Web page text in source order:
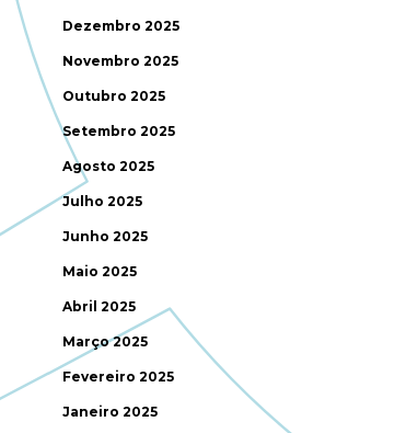
Dezembro 2025
Novembro 2025
Outubro 2025
Setembro 2025
Agosto 2025
Julho 2025
Junho 2025
Maio 2025
Abril 2025
Março 2025
Fevereiro 2025
Janeiro 2025